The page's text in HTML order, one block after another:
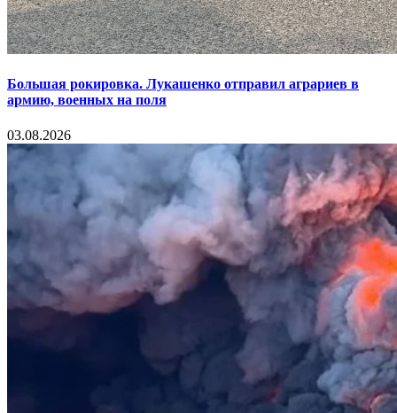
Большая рокировка. Лукашенко отправил аграриев в
армию, военных на поля
03.08.2026